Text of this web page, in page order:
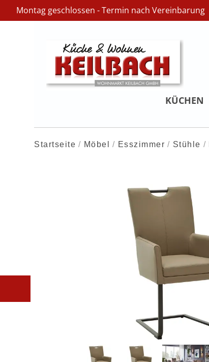
Montag geschlossen - Termin nach Vereinbarung
KÜCHEN
Startseite Möbel Esszimmer Stühle